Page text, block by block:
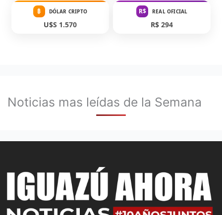
₿ DÓLAR CRIPTO
U$S 1.570
R$ REAL OFICIAL
R$ 294
Noticias mas leídas de la Semana